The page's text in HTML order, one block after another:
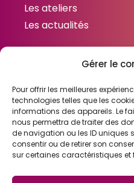
Gérer le
Pour offrir les meilleures
technologies telles que les
informations des appareils. Le
nous permettra de traiter des
de navigation ou les ID uniques
consentir ou de retirer son
sur certaines caractéristiques et
Les ateliers
Les actualités
Contactez-nous
Contact
Liens utiles